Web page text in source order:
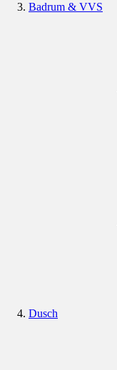
Badrum & VVS
Dusch